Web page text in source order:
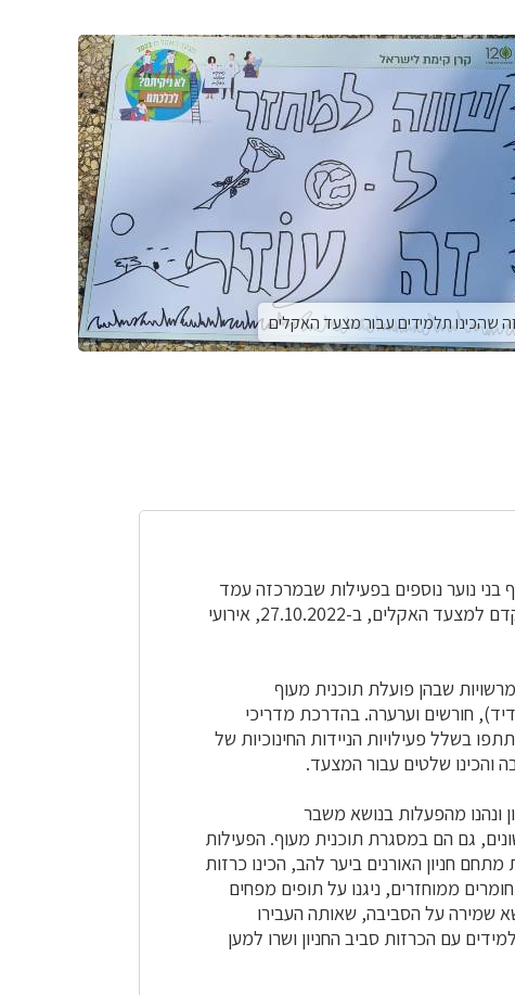
שהכינו תלמידים עבור מצעד האקלים
נוער נוספים בפעילות שבמרכזה עמד
הנושא הסביבתי, קיימה קק"ל ביום שקדם למצעד האקלים, ב-27.10.2022, אירועי
מרשויות שבהן פועלת תוכנית מעוף
חורשים וערערה. בהדרכת מדריכי
בשלל פעילויות הניידות החינוכיות של
והכינו שלטים עבור המצעד.
ונהנו מהפעלות בנושא משבר
ספר שונים, גם הם במסגרת תוכנית מעוף. הפעילות
חניון האורנים ביער להב, הכינו כרזות
ממוחזרים, ניגנו על תופים מפחים
שמירה על הסביבה, שאותה העבירו
עם הכרזות סביב החניון ושרו למען